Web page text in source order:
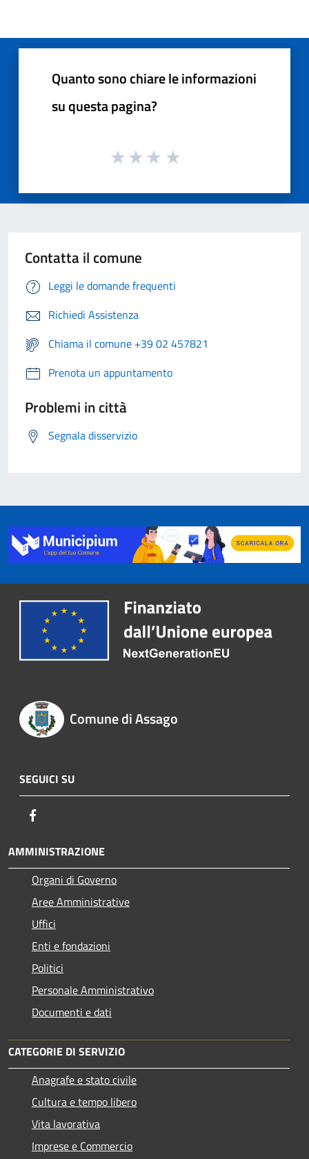
Quanto sono chiare le informazioni
su questa pagina?
Contatta il comune
Leggi le domande frequenti
Richiedi Assistenza
Chiama il comune +39 02 457821
Prenota un appuntamento
Problemi in città
Segnala disservizio
Comune di Assago
SEGUICI SU
AMMINISTRAZIONE
Organi di Governo
Aree Amministrative
Uffici
Enti e fondazioni
Politici
Personale Amministrativo
Documenti e dati
CATEGORIE DI SERVIZIO
Anagrafe e stato civile
Cultura e tempo libero
Vita lavorativa
Imprese e Commercio